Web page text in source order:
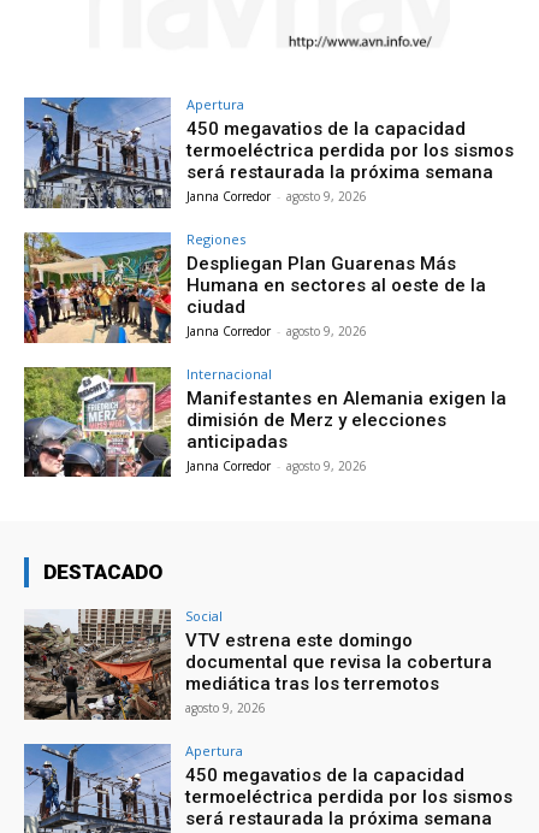
Apertura
450 megavatios de la capacidad
termoeléctrica perdida por los sismos
será restaurada la próxima semana
Janna Corredor - agosto 9, 2026
Regiones
Despliegan Plan Guarenas Más
Humana en sectores al oeste de la
ciudad
Janna Corredor - agosto 9, 2026
Internacional
Manifestantes en Alemania exigen la
dimisión de Merz y elecciones
anticipadas
Janna Corredor - agosto 9, 2026
DESTACADO
Social
VTV estrena este domingo
documental que revisa la cobertura
mediática tras los terremotos
agosto 9, 2026
Apertura
450 megavatios de la capacidad
termoeléctrica perdida por los sismos
será restaurada la próxima semana